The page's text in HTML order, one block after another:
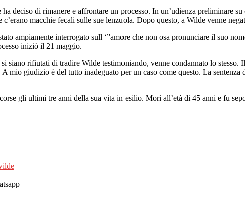
deciso di rimanere e affrontare un processo. In un’udienza preliminare
c’erano macchie fecali sulle sue lenzuola. Dopo questo, a Wilde venne
ampiamente interrogato sull ‘”amore che non osa pronunciare il suo
iniziò il 21 maggio.
siano rifiutati di tradire Wilde testimoniando, venne condannato lo
A mio giudizio è del tutto inadeguato per un caso come questo. La
gli ultimi tre anni della sua vita in esilio. Morì all’età di 45 anni e fu